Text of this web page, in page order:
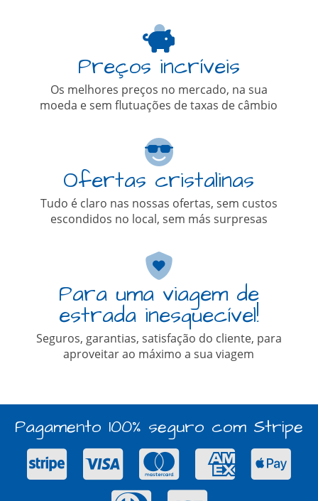
Preços incríveis
Os melhores preços no mercado, na sua
moeda e sem flutuações de taxas de câmbio
Ofertas cristalinas
Tudo é claro nas nossas ofertas, sem custos
escondidos no local, sem más surpresas
Para uma viagem de
estrada inesquecível!
Seguros, garantias, satisfação do cliente, para
aproveitar ao máximo a sua viagem
Pagamento 100% seguro com Stripe